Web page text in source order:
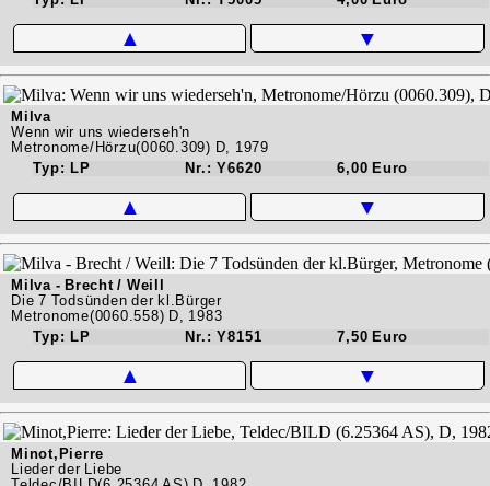
▲ ▼
Milva
Wenn wir uns wiederseh'n
Metronome/Hörzu(0060.309) D, 1979
Typ: LP
Nr.: Y6620 6,00 Euro
▲ ▼
Milva - Brecht / Weill
Die 7 Todsünden der kl.Bürger
Metronome(0060.558) D, 1983
Typ: LP
Nr.: Y8151 7,50 Euro
▲ ▼
Minot,Pierre
Lieder der Liebe